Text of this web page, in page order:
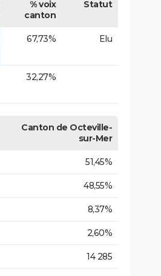
% voix
canton
Statut
67,73% Elu
32,27%
Canton de Octeville-
sur-Mer
51,45%
48,55%
8,37%
2,60%
14 285